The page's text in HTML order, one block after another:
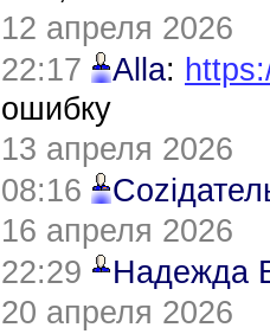
12 апреля 2026
22:17
Alla:
ошибку
13 апреля 2026
08:16
16 апреля 2026
22:29
Надежда
20 апреля 2026